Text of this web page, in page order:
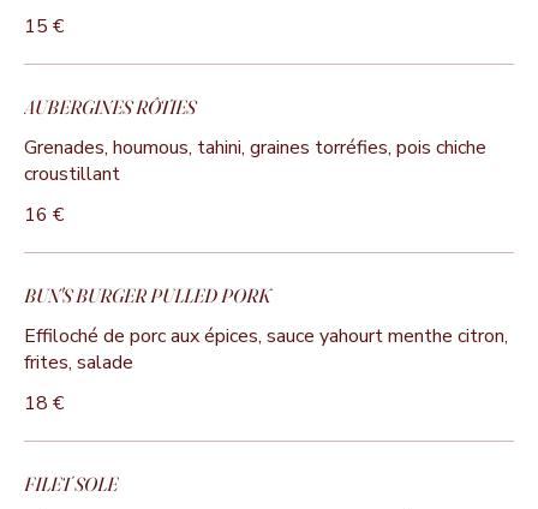
15 €
AUBERGINES RÔTIES
Grenades, houmous, tahini, graines torréfies, pois chiche
croustillant
16 €
BUN'S BURGER PULLED PORK
Effiloché de porc aux épices, sauce yahourt menthe citron,
frites, salade
18 €
FILET SOLE